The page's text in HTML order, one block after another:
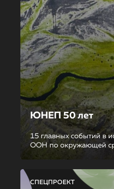
ЮНЕП 50 лет
15 главных событий в
ООН по окружающей
СПЕЦПРОЕКТ